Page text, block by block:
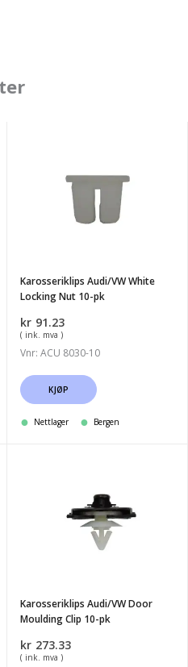
Karosseriklips Audi/VW White
Locking Nut 10-pk
kr 91.23
( ink. mva )
Vnr: ACU 8030-10
KJØP
Nettlager Bergen
Karosseriklips Audi/VW Door
Moulding Clip 10-pk
kr 273.33
( ink. mva )